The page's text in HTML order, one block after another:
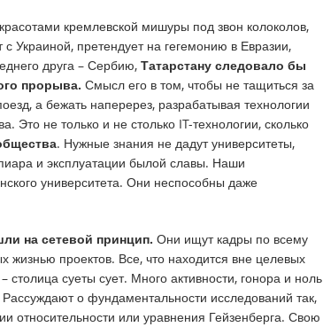
кремлевской мишуры под звон колоколов,
Украиной, претендует на гегемонию в Евразии,
друга – Сербию, Татарстану следовало бы
прорыва. Смысл его в том, чтобы не тащиться за
а бежать наперерез, разрабатывая технологии
не только и не столько IT-технологии, сколько
. Нужные знания не дадут университеты,
и эксплуатации былой славы. Наши
университета. Они неспособны даже
на сетевой принцип. Они ищут кадры по всему
жизнью проектов. Все, что находится вне целевых
столица суеты сует. Много активности, гонора и ноль
Рассуждают о фундаментальности исследований так,
относительности или уравнения Гейзенберга. Свою